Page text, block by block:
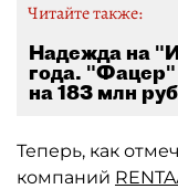
Читайте также:
Надежда на
года. "Фацер"
на 183 млн
Теперь, как
компаний RENTA